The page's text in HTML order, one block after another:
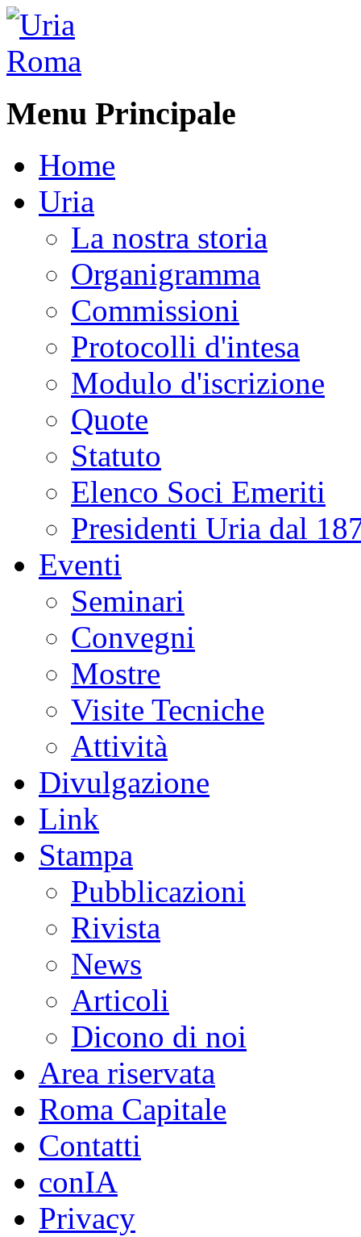
Menu Principale
Home
Uria
La nostra storia
Organigramma
Commissioni
Protocolli d'intesa
Modulo d'iscrizione
Quote
Statuto
Elenco Soci Emeriti
Presidenti Uria dal
Eventi
Seminari
Convegni
Mostre
Visite Tecniche
Attività
Divulgazione
Link
Stampa
Pubblicazioni
Rivista
News
Articoli
Dicono di noi
Area riservata
Roma Capitale
Contatti
conIA
Privacy